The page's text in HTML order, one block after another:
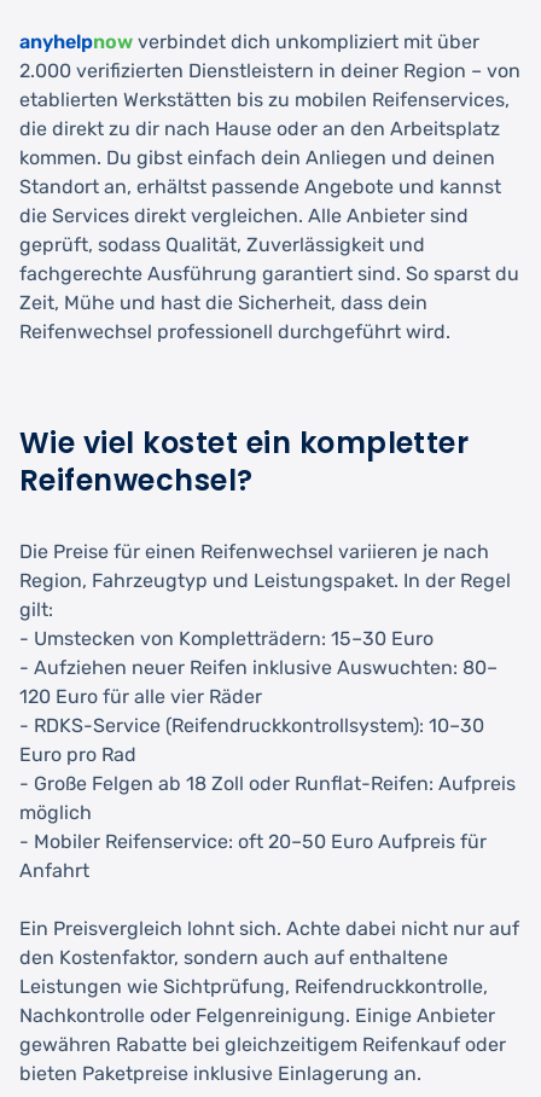
anyhelpnow verbindet dich unkompliziert mit über
2.000 verifizierten Dienstleistern in deiner Region – von
etablierten Werkstätten bis zu mobilen Reifenservices,
die direkt zu dir nach Hause oder an den Arbeitsplatz
kommen. Du gibst einfach dein Anliegen und deinen
Standort an, erhältst passende Angebote und kannst
die Services direkt vergleichen. Alle Anbieter sind
geprüft, sodass Qualität, Zuverlässigkeit und
fachgerechte Ausführung garantiert sind. So sparst du
Zeit, Mühe und hast die Sicherheit, dass dein
Reifenwechsel professionell durchgeführt wird.
Wie viel kostet ein kompletter
Reifenwechsel?
Die Preise für einen Reifenwechsel variieren je nach
Region, Fahrzeugtyp und Leistungspaket. In der Regel
gilt:
- Umstecken von Kompletträdern: 15–30 Euro
- Aufziehen neuer Reifen inklusive Auswuchten: 80–
120 Euro für alle vier Räder
- RDKS-Service (Reifendruckkontrollsystem): 10–30
Euro pro Rad
- Große Felgen ab 18 Zoll oder Runflat-Reifen: Aufpreis
möglich
- Mobiler Reifenservice: oft 20–50 Euro Aufpreis für
Anfahrt
Ein Preisvergleich lohnt sich. Achte dabei nicht nur auf
den Kostenfaktor, sondern auch auf enthaltene
Leistungen wie Sichtprüfung, Reifendruckkontrolle,
Nachkontrolle oder Felgenreinigung. Einige Anbieter
gewähren Rabatte bei gleichzeitigem Reifenkauf oder
bieten Paketpreise inklusive Einlagerung an.